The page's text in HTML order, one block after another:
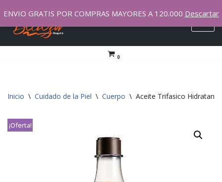
Saltar
0
Inicio \ Cuidado de la Piel \ Cuerpo \ Aceite Trifasico
¡Oferta!
ENVIO GRATIS POR COMPRAS MAYORES A 120.000 Descartar